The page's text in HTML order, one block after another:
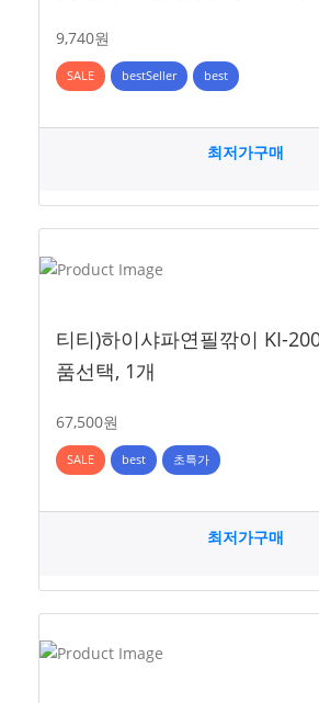
9,740원
SALE bestSeller best
최저가구매
티티)하이샤파연필깎이 KI-
품선택, 1개
67,500원
SALE best 초특가
최저가구매